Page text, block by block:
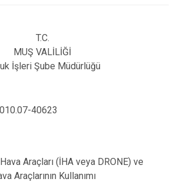
T.C.
MUŞ VALİLİĞİ
İşleri Şube Müdürlüğü
40623
Araçları (İHA veya DRONE) ve
Araçlarının Kullanımı